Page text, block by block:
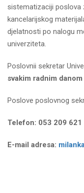
sistematizaciji poslova
kancelarijskog
djelatnosti po nalogu
univerziteta.
Poslovnii sekretar
svakim radnim
Poslove poslovnog
Telefon: 053 209 621
E-mail adresa: